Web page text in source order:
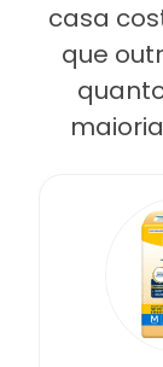
casa
que